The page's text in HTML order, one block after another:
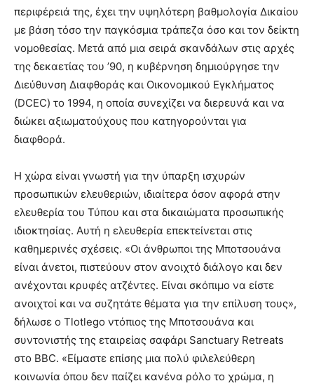
περιφέρειά της, έχει την υψηλότερη βαθμολογία Δικαίου
με βάση τόσο την παγκόσμια τράπεζα όσο και τον δείκτη
νομοθεσίας. Μετά από μια σειρά σκανδάλων στις αρχές
της δεκαετίας του ’90, η κυβέρνηση δημιούργησε την
Διεύθυνση Διαφθοράς και Οικονομικού Εγκλήματος
(DCEC) το 1994, η οποία συνεχίζει να διερευνά και να
διώκει αξιωματούχους που κατηγορούνται για
διαφθορά.
Η χώρα είναι γνωστή για την ύπαρξη ισχυρών
προσωπικών ελευθεριών, ιδιαίτερα όσον αφορά στην
ελευθερία του Τύπου και στα δικαιώματα προσωπικής
ιδιοκτησίας. Αυτή η ελευθερία επεκτείνεται στις
καθημερινές σχέσεις. «Οι άνθρωποι της Μποτσουάνα
είναι άνετοι, πιστεύουν στον ανοιχτό διάλογο και δεν
ανέχονται κρυφές ατζέντες. Είναι σκόπιμο να είστε
ανοιχτοί και να συζητάτε θέματα για την επίλυση τους»,
δήλωσε ο Tlotlego ντόπιος της Μποτσουάνα και
συντονιστής της εταιρείας σαφάρι Sanctuary Retreats
στο BBC. «Είμαστε επίσης μια πολύ φιλελεύθερη
κοινωνία όπου δεν παίζει κανένα ρόλο το χρώμα, η